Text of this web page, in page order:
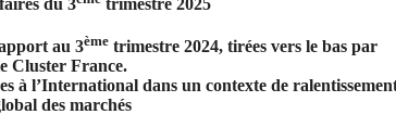
du 3 trimestre 2025
au 3ème trimestre 2024, tirées vers le bas par
Cluster France.
à l’International dans un contexte de
des marchés